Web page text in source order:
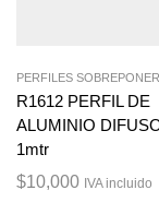
PERFILES SOBREPONER
R1612 PERFIL DE
ALUMINIO
1mtr
$10,000 IVA incluido